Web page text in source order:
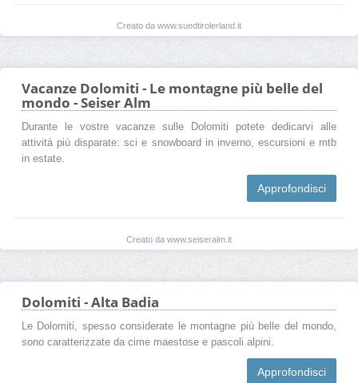
Creato da www.suedtirolerland.it
Vacanze Dolomiti - Le montagne più belle del
mondo - Seiser Alm
Durante le vostre vacanze sulle Dolomiti potete dedicarvi alle
attività più disparate: sci e snowboard in inverno, escursioni e mtb
in estate.
Approfondisci
Creato da www.seiseralm.it
Dolomiti - Alta Badia
Le Dolomiti, spesso considerate le montagne più belle del mondo,
sono caratterizzate da cime maestose e pascoli alpini.
Approfondisci